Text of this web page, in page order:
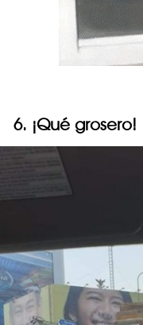
6. ¡Qué grosero!